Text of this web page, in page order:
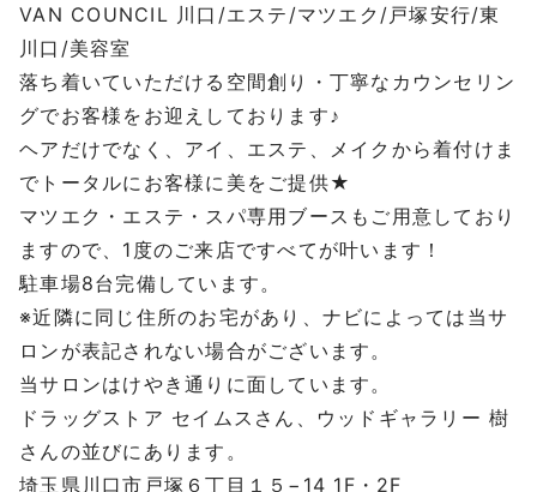
VAN COUNCIL 川口/エステ/マツエク/戸塚安行/東
川口/美容室
落ち着いていただける空間創り・丁寧なカウンセリン
グでお客様をお迎えしております♪
ヘアだけでなく、アイ、エステ、メイクから着付けま
でトータルにお客様に美をご提供★
マツエク・エステ・スパ専用ブースもご用意しており
ますので、1度のご来店ですべてが叶います！
駐車場8台完備しています。
※近隣に同じ住所のお宅があり、ナビによっては当サ
ロンが表記されない場合がございます。
当サロンはけやき通りに面しています。
ドラッグストア セイムスさん、ウッドギャラリー 樹
さんの並びにあります。
埼玉県川口市戸塚６丁目１５−14 1F・2F